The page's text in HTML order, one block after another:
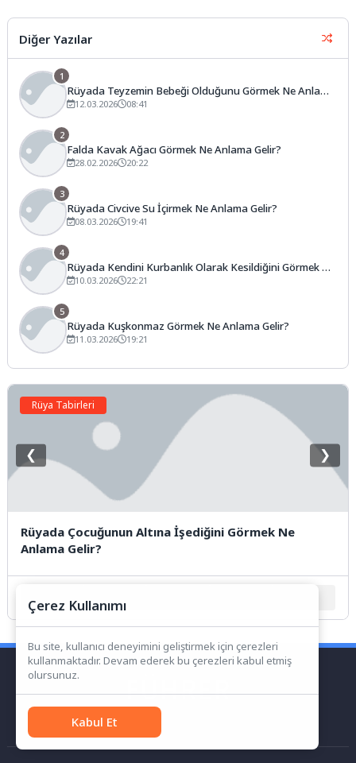
ve zihinsel...
Diğer Yazılar
1
Rüyada Teyzemin Bebeği Olduğunu Görmek Ne Anlama
Gelir?
12.03.2026 08:41
2
Falda Kavak Ağacı Görmek Ne Anlama Gelir?
28.02.2026 20:22
3
Rüyada Civcive Su İçirmek Ne Anlama Gelir?
08.03.2026 19:41
4
Rüyada Kendini Kurbanlık Olarak Kesildiğini Görmek Ne
Anlama Gelir?
10.03.2026 22:21
5
Rüyada Kuşkonmaz Görmek Ne Anlama Gelir?
11.03.2026 19:21
Rüya Tabirleri
Rüyada Çocuğunun Altına İşediğini Görmek Ne
Anlama Gelir?
❮ ❯
Çerez Kullanımı
Bu site, kullanıcı deneyimini geliştirmek için çerezleri
kullanmaktadır. Devam ederek bu çerezleri kabul etmiş
olursunuz.
Kabul Et